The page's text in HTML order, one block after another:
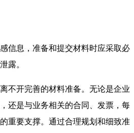
信息，准备和提交材料时应采取必
露。
不开完善的材料准备。无论是企业
还是与业务相关的合同、发票，每
重要支撑。通过合理规划和细致准